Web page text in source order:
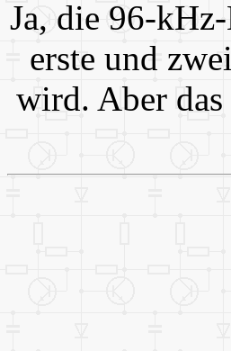
Ja, die 96-
erste und
wird. Aber